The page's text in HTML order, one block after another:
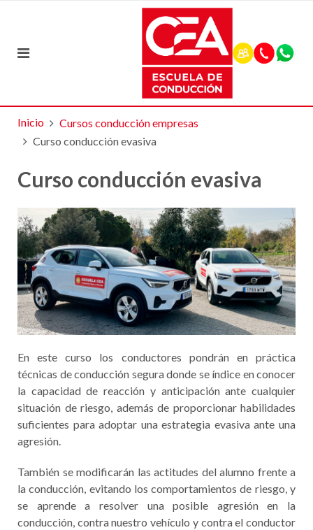
Inicio
Cursos conducción empresas
Curso conducción evasiva
Curso conducción evasiva
En este curso los conductores pondrán en práctica
técnicas de conducción segura donde se índice en conocer
la capacidad de reacción y anticipación ante cualquier
situación de riesgo, además de proporcionar habilidades
suficientes para adoptar una estrategia evasiva ante una
agresión.
También se modificarán las actitudes del alumno frente a
la conducción, evitando los comportamientos de riesgo, y
se aprende a resolver una posible agresión en la
conducción, contra nuestro vehículo y contra el conductor